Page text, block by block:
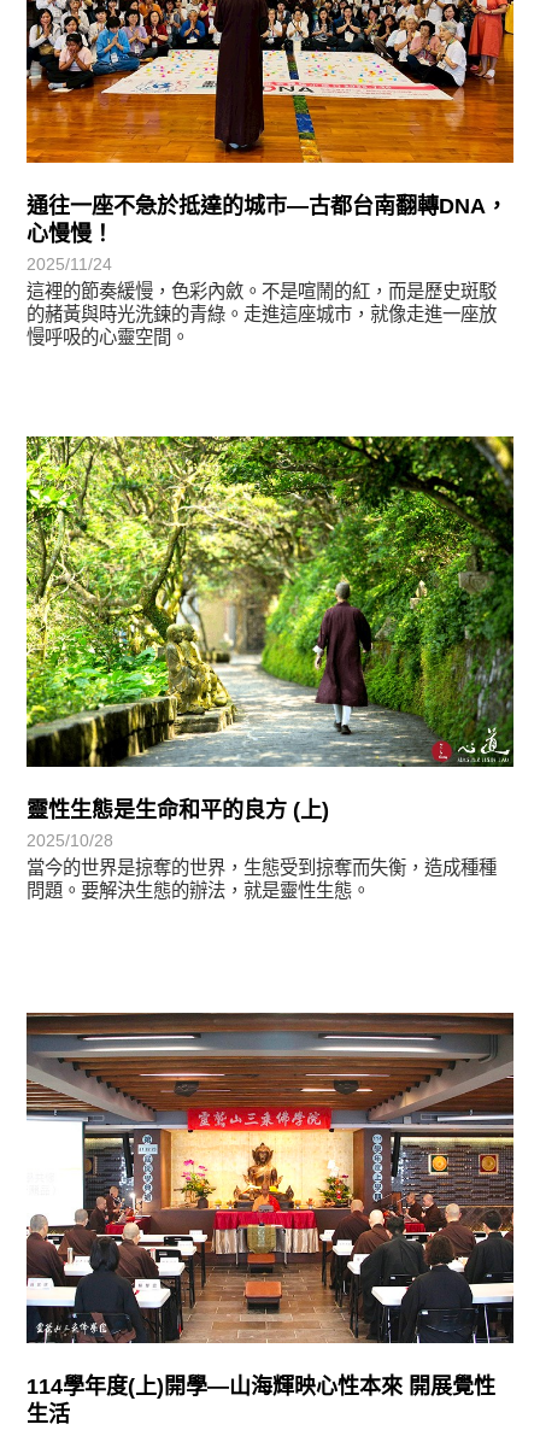
通往一座不急於抵達的城市—古都台南翻轉DNA，
心慢慢！
2025/11/24
這裡的節奏緩慢，色彩內斂。不是喧鬧的紅，而是歷史斑駁
的赭黃與時光洗鍊的青綠。走進這座城市，就像走進一座放
慢呼吸的心靈空間。
靈性生態是生命和平的良方 (上)
2025/10/28
當今的世界是掠奪的世界，生態受到掠奪而失衡，造成種種
問題。要解決生態的辦法，就是靈性生態。
學習分享
114學年度(上)開學—山海輝映心性本來 開展覺性
生活
學習分享